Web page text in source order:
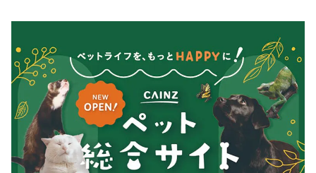
製品はハサミで切らず、そのまま使用して
ください。●本製品は水にとけないのでトイ
レに流さないでください。●本製品を誤って
飲み込んだり、中身が眼に入った場合は、
医師や獣医師に相談してください。
生産国
中国
1枚当たりの大きさ
シートサイズ（約）45cm×60cm 吸収体サ
イズ（約）40cm×55cm
処分方法
●使用後のシーツに付着したウンチは必ず取